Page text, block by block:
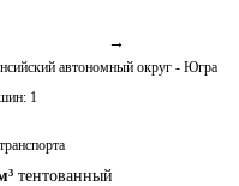
→
автономный округ - Югра
1
тентованный